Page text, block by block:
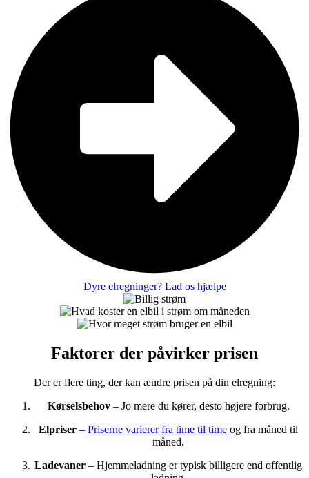
Dyre elregninger? Lad os hjælpe
Faktorer der påvirker prisen
Der er flere ting, der kan ændre prisen på din elregning:
Kørselsbehov– Jo mere du kører, desto højere forbrug.
Elpriser – Priserne varierer fra time til time og fra måned til
måned.
Ladevaner – Hjemmeladning er typisk billigere end offentlig